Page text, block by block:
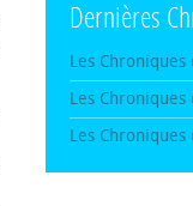
Dernières
Les Chroniques
Les Chroniques
Les Chroniques